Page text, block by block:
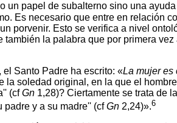
un papel de subalterno sino una
Es necesario que entre en relación
porvenir. Esto se verifica a nivel
también la palabra que por primera
Santo Padre ha escrito: «La mujer es
soledad original, en la que el
(cfGn 1,28)? Ciertamente se trata de
padre y a su madre'' (cfGn 2,24)».6